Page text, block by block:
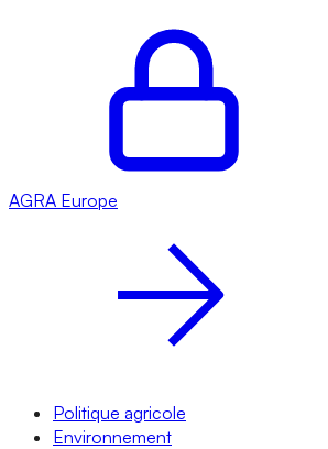
AGRA Europe
Politique agricole
Environnement